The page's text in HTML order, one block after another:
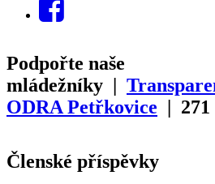
Podpořte naše
mládežníky |
ODRA Petřkovice | 271
Členské příspěvky